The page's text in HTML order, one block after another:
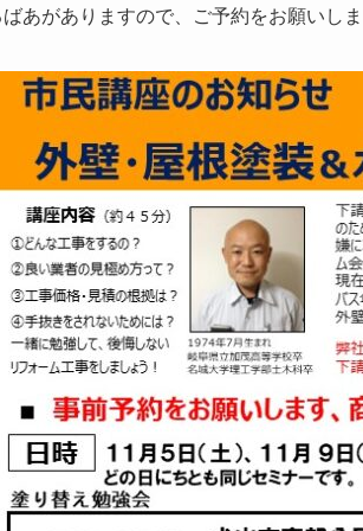
あがありますので、ご予約をお願いし